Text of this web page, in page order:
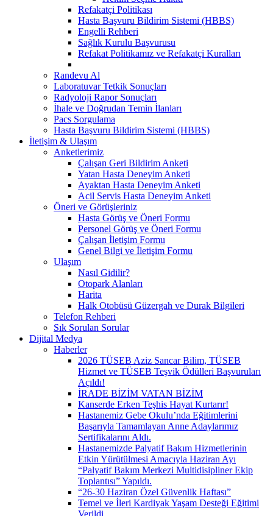
Refakatçi Politikası
Hasta Başvuru Bildirim Sistemi (HBBS)
Engelli Rehberi
Sağlık Kurulu Başvurusu
Refakat Politikamız ve Refakatçi Kuralları
Randevu Al
Laboratuvar Tetkik Sonuçları
Radyoloji Rapor Sonuçları
İhale ve Doğrudan Temin İlanları
Pacs Sorgulama
Hasta Başvuru Bildirim Sistemi (HBBS)
İletişim & Ulaşım
Anketlerimiz
Çalışan Geri Bildirim Anketi
Yatan Hasta Deneyim Anketi
Ayaktan Hasta Deneyim Anketi
Acil Servis Hasta Deneyim Anketi
Öneri ve Görüşleriniz
Hasta Görüş ve Öneri Formu
Personel Görüş ve Öneri Formu
Çalışan İletişim Formu
Genel Bilgi ve İletişim Formu
Ulaşım
Nasıl Gidilir?
Otopark Alanları
Harita
Halk Otobüsü Güzergah ve Durak Bilgileri
Telefon Rehberi
Sık Sorulan Sorular
Dijital Medya
Haberler
2026 TÜSEB Aziz Sancar Bilim, TÜSEB
Hizmet ve TÜSEB Teşvik Ödülleri Başvuruları
Açıldı!
İRADE BİZİM VATAN BİZİM
Kanserde Erken Teşhis Hayat Kurtarır!
Hastanemiz Gebe Okulu’nda Eğitimlerini
Başarıyla Tamamlayan Anne Adaylarımız
Sertifikalarını Aldı.
Hastanemizde Palyatif Bakım Hizmetlerinin
Etkin Yürütülmesi Amacıyla Haziran Ayı
“Palyatif Bakım Merkezi Multidisipliner Ekip
Toplantısı” Yapıldı.
“26-30 Haziran Özel Güvenlik Haftası”
Temel ve İleri Kardiyak Yaşam Desteği Eğitimi
Verildi.